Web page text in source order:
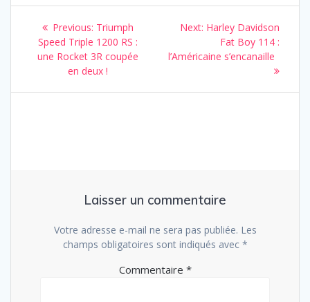
Navigation
l’article
Previous: Previous
post:
Triumph
Speed Triple 1200 RS :
une Rocket 3R coupée
en deux !
Next: Next
post:
Harley Davidson
Fat Boy 114 :
l’Américaine s’encanaille
Laisser un commentaire
Votre adresse e-mail ne sera pas publiée. Les
champs obligatoires sont indiqués avec *
Commentaire *